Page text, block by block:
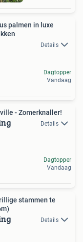
palmen in luxe
Details
Dagtopper
Vandaag
- Zomerknaller!
Details
Dagtopper
Vandaag
stammen te
Details